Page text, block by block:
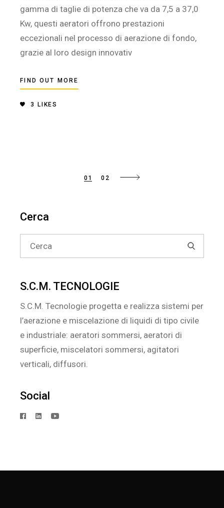
gamma di taglie di potenza che va da 7,5 a 37,0
Kw, questi aeratori offrono prestazioni
eccezionali nel processo di aerazione di fondo,
grazie al loro design innovativ
FIND OUT MORE
3 LIKES
Paginazione
degli
articoli
01 02
Cerca
Search
for:
S.C.M. TECNOLOGIE
S.C.M. Tecnologie progetta e realizza sistemi per
l’aerazione e miscelazione di liquidi di tipo civile
e industriale: aeratori sommersi, aeratori di
superficie, miscelatori sommersi, agitatori
verticali, diffusori.
Social